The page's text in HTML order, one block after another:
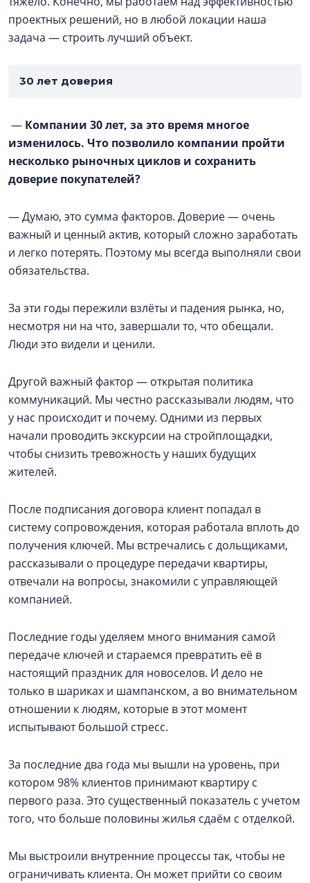
проектных решений, но в любой локации наша
задача — строить лучший объект.
30 лет доверия
— Компании 30 лет, за это время многое
изменилось. Что позволило компании пройти
несколько рыночных циклов и сохранить
доверие покупателей?
— Думаю, это сумма факторов. Доверие — очень
важный и ценный актив, который сложно заработать
и легко потерять. Поэтому мы всегда выполняли свои
обязательства.
За эти годы пережили взлёты и падения рынка, но,
несмотря ни на что, завершали то, что обещали.
Люди это видели и ценили.
Другой важный фактор — открытая политика
коммуникаций. Мы честно рассказывали людям, что
у нас происходит и почему. Одними из первых
начали проводить экскурсии на стройплощадки,
чтобы снизить тревожность у наших будущих
жителей.
После подписания договора клиент попадал в
систему сопровождения, которая работала вплоть до
получения ключей. Мы встречались с дольщиками,
рассказывали о процедуре передачи квартиры,
отвечали на вопросы, знакомили с управляющей
компанией.
Последние годы уделяем много внимания самой
передаче ключей и стараемся превратить её в
настоящий праздник для новоселов. И дело не
только в шариках и шампанском, а во внимательном
отношении к людям, которые в этот момент
испытывают большой стресс.
За последние два года мы вышли на уровень, при
котором 98% клиентов принимают квартиру с
первого раза. Это существенный показатель с учетом
того, что больше половины жилья сдаём с отделкой.
Мы выстроили внутренние процессы так, чтобы не
ограничивать клиента. Он может прийти со своим